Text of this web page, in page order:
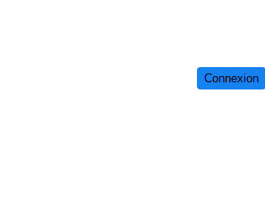
Connexion